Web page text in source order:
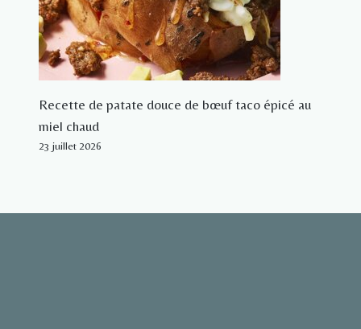
Recette de patate douce de bœuf taco épicé au
miel chaud
23 juillet 2026